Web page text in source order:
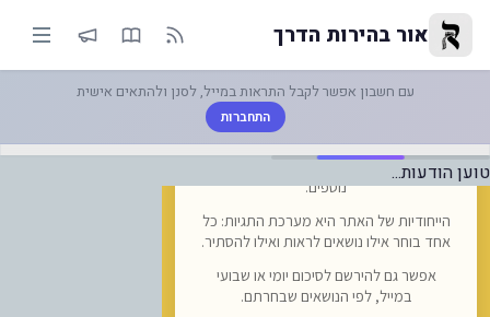
רביבו 148 טבלה 4 | אור בהירות הדרךאור בהירות הדרך
עם חשבון אפשר לקבל התראות במייל, לסנן ולהתאים אישית
התחברות
טוען הודעות...